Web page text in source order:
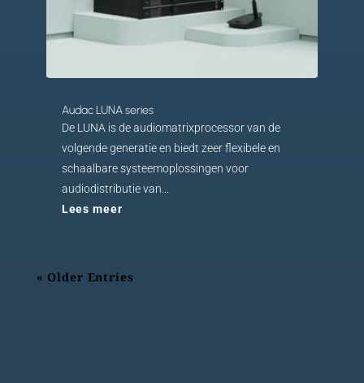
Audac LUNA series
De LUNA is de audiomatrixprocessor van de
volgende generatie en biedt zeer flexibele en
schaalbare systeemoplossingen voor
audiodistributie van...
Lees meer
« Older Entries